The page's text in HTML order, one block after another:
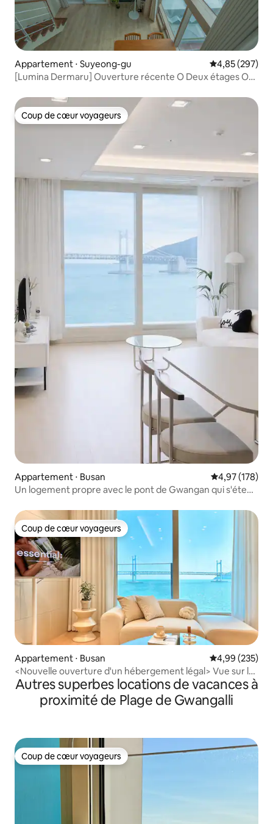
Appartement ⋅ Suyeong-gu Évaluation
4,85 (297)
[Lumina Dermaru] Ouverture récente O Deux étages O
Gwangan O Gwangan-ri
Coup de cœur voyageurs
Coup de cœur voyageurs
Appartement ⋅ Busan Évaluation
4,97 (178)
Un logement propre avec le pont de Gwangan qui s'étend
Coup de cœur voyageurs
Coup de cœur voyageurs
Appartement ⋅ Busan Évaluation
4,99 (235)
<Nouvelle ouverture d'un hébergement légal> Vue sur la
mer de Gwangan Bridge/en face de la plage/Literie
d'hôtel/Maximum 6 personnes/Anri villa
Autres superbes locations de vacances à
proximité de Plage de Gwangalli
Coup de cœur voyageurs
Coup de cœur voyageurs